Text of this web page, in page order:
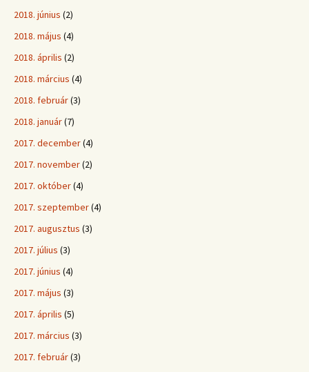
2018. június (2)
2018. május (4)
2018. április (2)
2018. március (4)
2018. február(3)
2018. január(7)
2017. december(4)
2017. november(2)
2017. október(4)
2017. szeptember(4)
2017. augusztus (3)
2017. július (3)
2017. június (4)
2017. május (3)
2017. április (5)
2017. március (3)
2017. február(3)